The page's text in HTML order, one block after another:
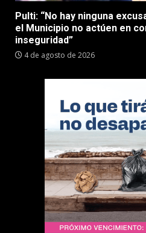
Pulti: “No hay ninguna
el Municipio no actúen en
inseguridad”
4 de agosto de 2026